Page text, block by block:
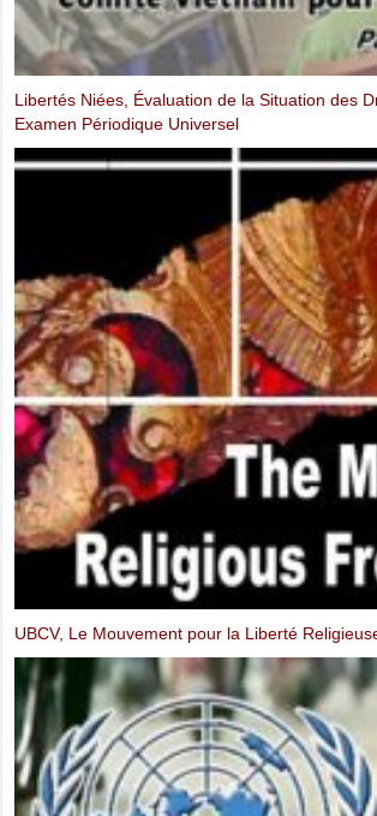
Voix étouffées de la société civile
Blogueurs et Cyberdissidents derrière les